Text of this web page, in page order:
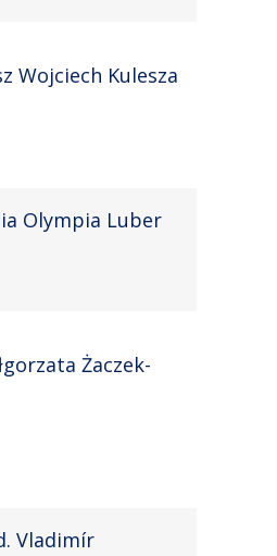
Wojciech Kulesza
Olympia Luber
Żaczek-
Vladimír